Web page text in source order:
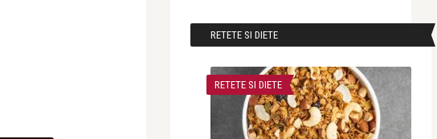
RETETE SI DIETE
RETETE SI DIETE